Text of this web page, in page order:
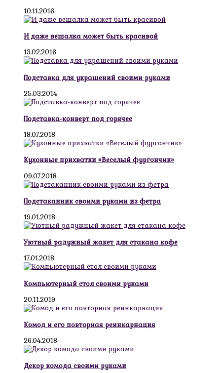
10.11.2016
И даже вешалка может быть красивой
13.02.2016
Подставка для украшений своими руками
25.03.2014
Подставка-конверт под горячее
18.07.2018
Кухонные прихватки «Веселый фургончик»
09.07.2018
Подстаканник своими руками из фетра
19.01.2018
Уютный радужный жакет для стакана кофе
17.01.2018
Компьютерный стол своими руками
20.11.2019
Комод и его повторная реинкарнация
26.04.2018
Декор комода своими руками